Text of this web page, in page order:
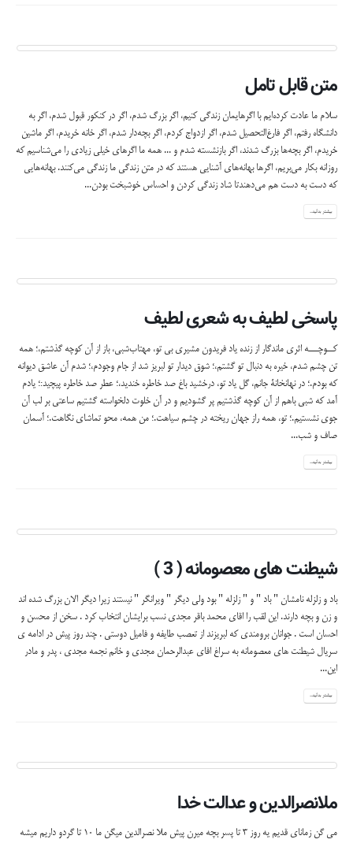
متن قابل تامل
سلام ما عادت كرده‌ايم با اگرهايمان زندگي كنيم، اگر بزرگ شدم، اگر در كنكور قبول شدم، اگر به
دانشگاه رفتم، اگر فارغ‌التحصيل شدم، اگر ازدواج كردم، اگر بچه‌دار شدم، اگر خانه خريدم، اگر ماشين
خريدم، اگر بچه‌ها بزرگ شدند، اگر بازنشسته شدم و ... همه ما اگرهاي خيلي زيادي را مي‌شناسيم كه
روزانه بكار مي‌بريم، اگرها بهانه‌هاي آشنايي هستند كه در متن زندگي ما زندگي مي‌كنند. بهانه‌هايي
كه دست به دست هم مي‌دهندتا شاد زندگي كردن و احساس خوشبخت بودن...
بیشتر بدانید...
پاسخی لطیف به شعری لطیف
كــوچـــه اثری ماندگار از زنده یاد فریدون مشیری بی تو، مهتاب‌شبی، باز از آن كوچه گذشتم،؛ همه
تن چشم شدم، خیره به دنبال تو گشتم،؛ شوق دیدار تو لبریز شد از جام وجودم،؛ شدم آن عاشق دیوانه
كه بودم.؛ در نهانخانة جانم، گل یاد تو، درخشید باغ صد خاطره خندید،؛ عطر صد خاطره پیچید:؛ یادم
آمد كه شبی باهم از آن كوچه گذشتیم پر گشودیم و در آن خلوت دلخواسته گشتیم ساعتی بر لب آن
جوی نشستیم.؛ تو، همه راز جهان ریخته در چشم سیاهت.؛ من همه، محو تماشای نگاهت.؛ آسمان
صاف و شب...
بیشتر بدانید...
شیطنت های معصومانه ( 3 )
باد و زلزله نامشان " باد " و " زلزله " بود ولی دیگر " ویرانگر " نیستند زیرا دیگر الان بزرگ شده اند
و زن و بچه دارند. این لقب را اقای محمد باقر مجدی نسب برایشان انتخاب کرد . سخن از محسن و
احسان است . جوانان برومندی که لبریزند از تعصب طایفه و فامیل دوستی . چند روز پیش در ادامه ی
سریال شیطنت های معصومانه به سراغ اقای عبدالرحمان مجدی و خانم نجمه مجدی ، پدر و مادر
این...
بیشتر بدانید...
ملانصرالدین و عدالت خدا
می گن زمانای قدیم یه روز ۳ تا پسر بچه میرن پیش ملا نصرالدین میگن ما ۱۰ تا گردو داریم میشه